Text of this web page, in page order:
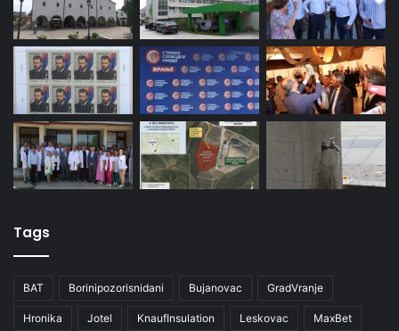
Tags
BAT Borinipozorisnidani Bujanovac GradVranje
Hronika Jotel KnaufInsulation Leskovac MaxBet